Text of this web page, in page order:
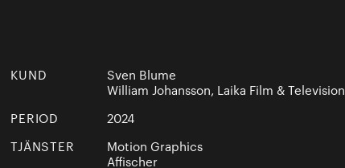
KUND
Sven Blume
William Johansson, Laika Film & Television
PERIOD
2024
TJÄNSTER
Motion Graphics
Affischer